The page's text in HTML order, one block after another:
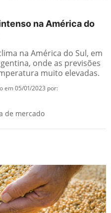
na América do
na América do Sul, em
onde as previsões
muito elevadas.
em 05/01/2023 por:
de mercado